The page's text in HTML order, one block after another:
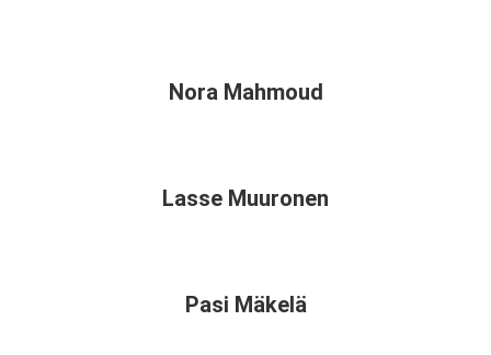
Nora Mahmoud
Lasse Muuronen
Pasi Mäkelä